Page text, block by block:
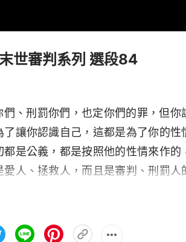
世審判系列 選段84
們、刑罰你們，也定你們的罪，但
了讓你認識自己，這都是為了你的
都是公義，都是按照他的性情來作
愛人、拯救人，而且是審判、刑罰
悖逆，却不知道神要藉着今天作在
先，也就是在未顯明各類人的結局